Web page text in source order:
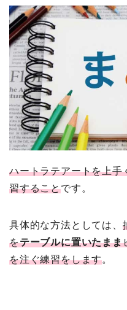
ハートラテアートを上手
習することです。
具体的な方法としては、
をテーブルに置いたまま
を注ぐ練習をします。